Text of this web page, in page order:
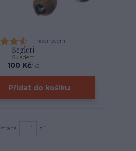
11 hodnocení
Begleri
100 Kč/ks
Skladem
Přidat do košíku
strana z 1